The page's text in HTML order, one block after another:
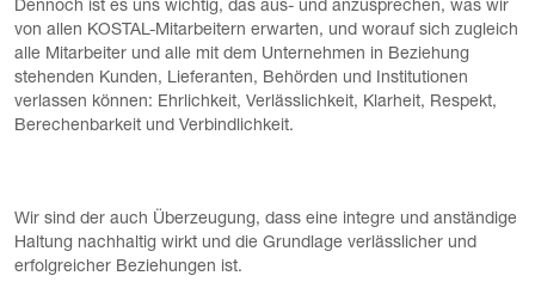
Dennoch ist es uns wichtig, das aus- und anzusprechen, was wir
von allen KOSTAL-Mitarbeitern erwarten, und worauf sich zugleich
alle Mitarbeiter und alle mit dem Unternehmen in Beziehung
stehenden Kunden, Lieferanten, Behörden und Institutionen
verlassen können: Ehrlichkeit, Verlässlichkeit, Klarheit, Respekt,
Berechenbarkeit und Verbindlichkeit.
Wir sind der auch Überzeugung, dass eine integre und anständige
Haltung nachhaltig wirkt und die Grundlage verlässlicher und
erfolgreicher Beziehungen ist.